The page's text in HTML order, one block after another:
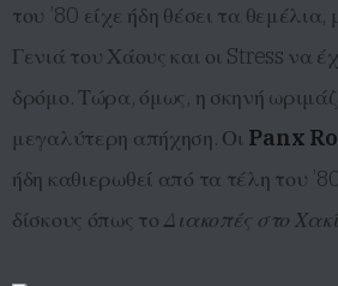
του ’80 είχε ήδη θέσει τα
Γενιά του Χάους και οι Stress να
δρόμο. Τώρα, όμως, η σκηνή
μεγαλύτερη απήχηση. Οι Panx
ήδη καθιερωθεί από τα τέλη του
δίσκους όπως τοΔιακοπές στο Χακί